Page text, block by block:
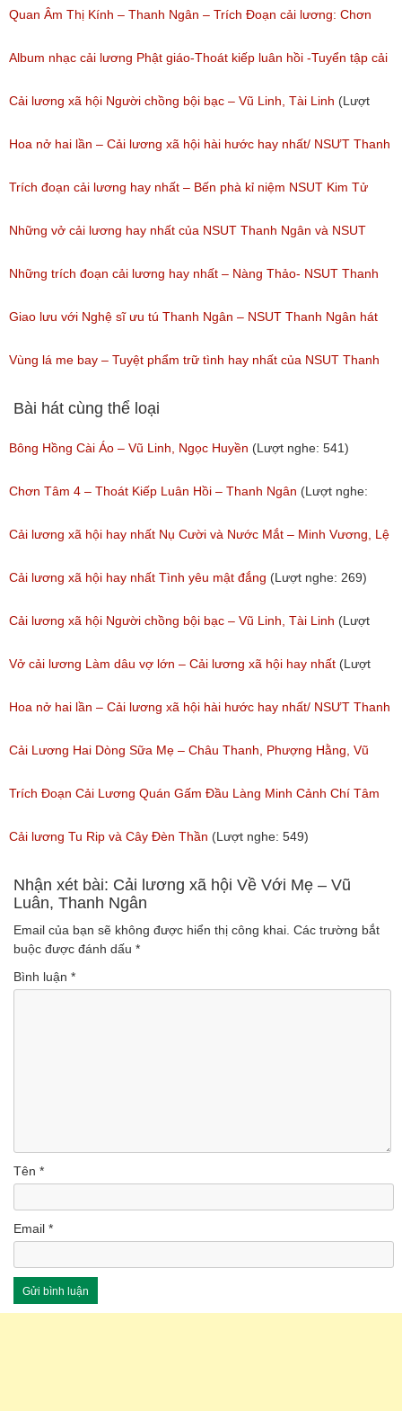
Thanh Ngọc – NSƯT Thanh Ngân
(Lượt nghe: 527)
Quan Âm Thị Kính – Thanh Ngân – Trích Đoạn cải lương: Chơn
Tâm 6
(Lượt nghe: 622)
Album nhạc cải lương Phật giáo-Thoát kiếp luân hồi -Tuyển tập cải
lương NSUT Thanh Ngân hay nhất
(Lượt nghe: 606)
Cải lương xã hội Người chồng bội bạc – Vũ Linh, Tài Linh (Lượt
nghe: 473)
Hoa nở hai lần – Cải lương xã hội hài hước hay nhất/ NSƯT Thanh
Ngân, NSƯT Vũ Linh
(Lượt nghe: 191)
Trích đoạn cải lương hay nhất – Bến phà kỉ niệm NSUT Kim Tử
Long, NSUT Thanh Ngân/ Chương trình Hội Ngộ Danh Hài tập 08(
ngày 18/02/2017)
(Lượt nghe: 94)
Những vở cải lương hay nhất của NSUT Thanh Ngân và NSUT
Trọng Phúc
(Lượt nghe: 217)
Những trích đoạn cải lương hay nhất – Nàng Thảo- NSUT Thanh
Ngân
(Lượt nghe: 149)
Giao lưu với Nghệ sĩ ưu tú Thanh Ngân – NSUT Thanh Ngân hát
Bolero
(Lượt nghe: 80)
Vùng lá me bay – Tuyệt phẩm trữ tình hay nhất của NSUT Thanh
Ngân,Thanh Hằng,Ngân Quỳnh
(Lượt nghe: 111)
Bài hát cùng thể loại
Bông Hồng Cài Áo – Vũ Linh, Ngọc Huyền (Lượt nghe: 541)
Chơn Tâm 4 – Thoát Kiếp Luân Hồi – Thanh Ngân (Lượt nghe:
267)
Cải lương xã hội hay nhất Nụ Cười và Nước Mắt – Minh Vương, Lệ
Thủy
(Lượt nghe: 776)
Cải lương xã hội hay nhất Tình yêu mật đắng (Lượt nghe: 269)
Cải lương xã hội Người chồng bội bạc – Vũ Linh, Tài Linh (Lượt
nghe: 473)
Vở cải lương Làm dâu vợ lớn – Cải lương xã hội hay nhất (Lượt
nghe: 383)
Hoa nở hai lần – Cải lương xã hội hài hước hay nhất/ NSƯT Thanh
Ngân, NSƯT Vũ Linh
(Lượt nghe: 191)
Cải Lương Hai Dòng Sữa Mẹ – Châu Thanh, Phượng Hằng, Vũ
Minh Vương, Linh Vương, Phương Hồng Thủy
(Lượt nghe: 609)
Trích Đoạn Cải Lương Quán Gấm Đầu Làng Minh Cảnh Chí Tâm
(Lượt nghe: 285)
Cải lương Tu Rip và Cây Đèn Thần (Lượt nghe: 549)
Nhận xét bài: Cải lương xã hội Về Với Mẹ – Vũ
Luân, Thanh Ngân
Email của bạn sẽ không được hiển thị công khai. Các trường bắt
buộc được đánh dấu *
Bình luận *
Tên *
Email *